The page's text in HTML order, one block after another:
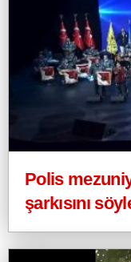
Polis
şarkısını